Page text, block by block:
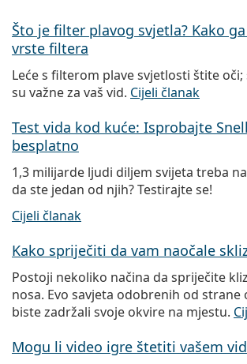
Što je filter plavog svjetla? Kako
vrste filtera
Leće s filterom plave svjetlosti štite oči;
su važne za vaš vid. Cijeli članak
Test vida kod kuće: Isprobajte
besplatno
1,3 milijarde ljudi diljem svijeta treba
da ste jedan od njih? Testirajte se!
Cijeli članak
Kako spriječiti da vam naočale
Postoji nekoliko načina da spriječite
nosa. Evo savjeta odobrenih od strane
biste zadržali svoje okvire na mjestu.
Mogu li video igre štetiti vašem